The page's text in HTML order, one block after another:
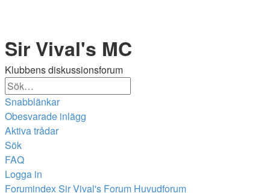
Sir Vival's MC
Klubbens diskussionsforum
Snabblänkar
Obesvarade inlägg
Aktiva trådar
Sök
FAQ
Logga in
ForumindexSir Vival's Forum Huvudforum